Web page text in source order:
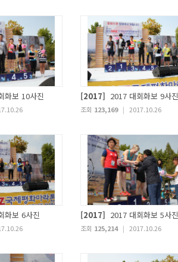
화보 10사진 [2017] 2017 대회화보 9사진
조회 123,169 | 2017.10.26
화보 6사진 [2017] 2017 대회화보 5사진
조회 125,214 | 2017.10.26